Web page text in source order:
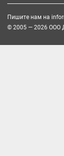
Пишите нам на
© 2005 — 2026 ООО